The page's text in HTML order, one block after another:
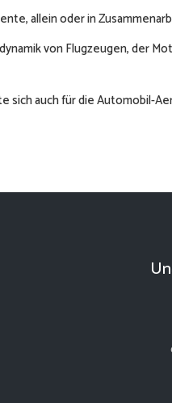
allein oder in
von Flugzeugen, der
sich auch für die Automobil-